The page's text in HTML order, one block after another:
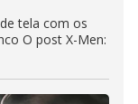
tela com os
O post X-Men: